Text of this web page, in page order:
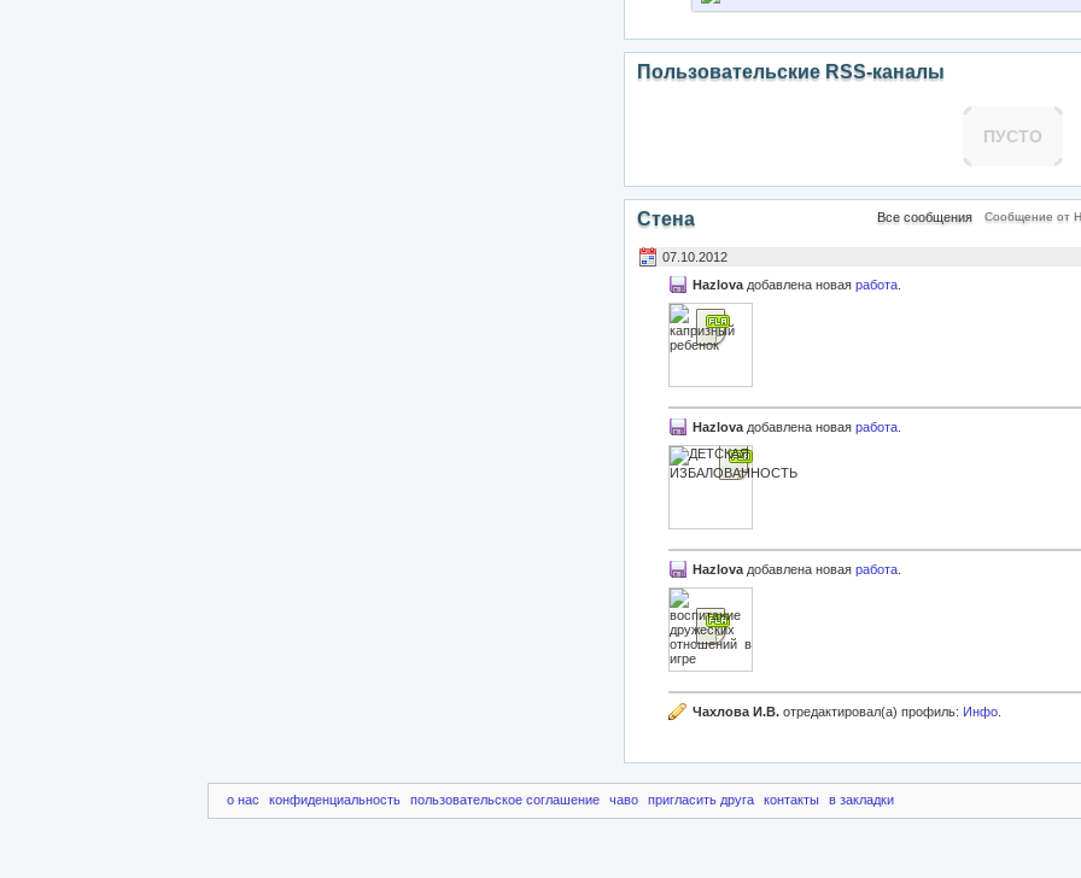
Пользовательские RSS-каналы
ПУСТО
Стена Все сообщения Сообщение от
07.10.2012
Hazlova добавлена новая работа
Hazlova добавлена новая работа
Hazlova добавлена новая работа
Чахлова И.В. отредактировал(а) профиль: Инфо
о нас конфиденциальность пользовательское соглашение чаво пригласить друга контакты в закладки